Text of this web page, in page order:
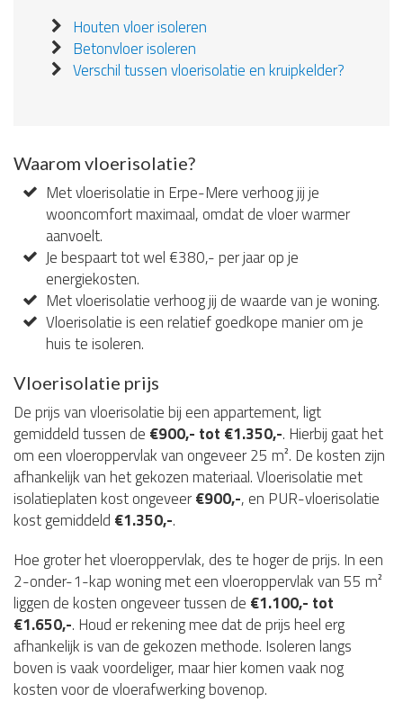
Houten vloer isoleren
Betonvloer isoleren
Verschil tussen vloerisolatie en kruipkelder?
Waarom vloerisolatie?
Met vloerisolatie in Erpe-Mere verhoog jij je
wooncomfort maximaal, omdat de vloer warmer
aanvoelt.
Je bespaart tot wel €380,- per jaar op je
energiekosten.
Met vloerisolatie verhoog jij de waarde van je woning.
Vloerisolatie is een relatief goedkope manier om je
huis te isoleren.
Vloerisolatie prijs
De prijs van vloerisolatie bij een appartement, ligt
gemiddeld tussen de €900,- tot €1.350,-. Hierbij gaat het
om een vloeroppervlak van ongeveer 25 m². De kosten zijn
afhankelijk van het gekozen materiaal. Vloerisolatie met
isolatieplaten kost ongeveer€900,-, en PUR-vloerisolatie
kost gemiddeld €1.350,-.
Hoe groter het vloeroppervlak, des te hoger de prijs. In een
2-onder-1-kap woning met een vloeroppervlak van 55 m²
liggen de kosten ongeveer tussen de €1.100,- tot
€1.650,-. Houd er rekening mee dat de prijs heel erg
afhankelijk is van de gekozen methode. Isoleren langs
boven is vaak voordeliger, maar hier komen vaak nog
kosten voor de vloerafwerking bovenop.